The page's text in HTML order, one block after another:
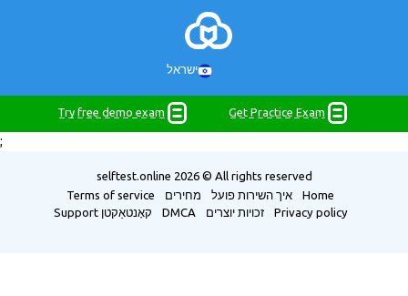
ישראל
Get Practice Exam
Try free demo exam
;
selftest.online 2026 © All rights reserved
Home
איך השירות פועל מחירים
Terms of service
Privacy policy
זכויות יוצרים DMCA קאָנטאַקטן Support